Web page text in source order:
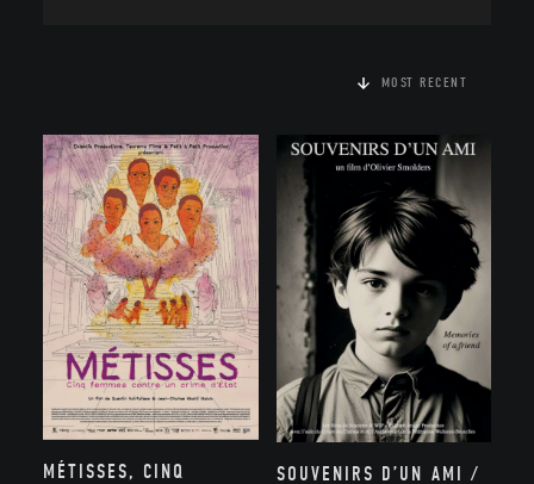
MOST RECENT
MÉTISSES, CINQ
SOUVENIRS D’UN AMI /